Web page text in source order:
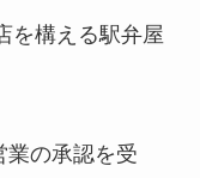
を構える駅弁屋
業の承認を受